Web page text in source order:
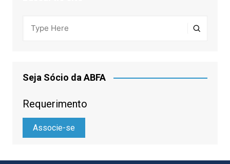
Seja Sócio da ABFA
Requerimento
Associe-se